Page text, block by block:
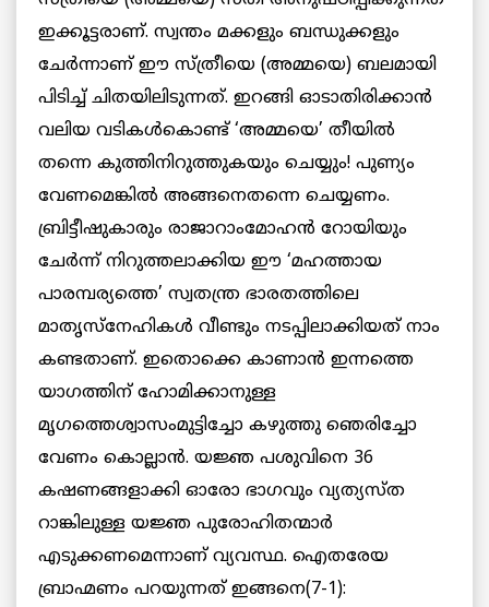
ഇക്കൂട്ടരാണ്. സ്വന്തം മക്കളും ബന്ധുക്കളും
ചേര്‍ന്നാണ് ഈ സ്ത്രീയെ (അമ്മയെ) ബലമായി
പിടിച്ച് ചിതയിലിടുന്നത്. ഇറങ്ങി ഓടാതിരിക്കാന്‍
വലിയ വടികള്‍കൊണ്ട് ‘അമ്മയെ’ തീയില്‍
തന്നെ കുത്തിനിറുത്തുകയും ചെയ്യും! പുണ്യം
വേണമെങ്കില്‍ അങ്ങനെതന്നെ ചെയ്യണം.
ബ്രിട്ടീഷുകാരും രാജാറാംമോഹന്‍ റോയിയും
ചേര്‍ന്ന് നിറുത്തലാക്കിയ ഈ ‘മഹത്തായ
പാരമ്പര്യത്തെ’ സ്വതന്ത്ര ഭാരതത്തിലെ
മാതൃസ്‌നേഹികള്‍ വീണ്ടും നടപ്പിലാക്കിയത് നാം
കണ്ടതാണ്. ഇതൊക്കെ കാണാന്‍ ഇന്നത്തെ
യാഗത്തിന് ഹോമിക്കാനുള്ള
മൃഗത്തെശ്വാസംമുട്ടിച്ചോ കഴുത്തു ഞെരിച്ചോ
വേണം കൊല്ലാന്‍. യജ്ഞ പശുവിനെ 36
കഷണങ്ങളാക്കി ഓരോ ഭാഗവും വ്യത്യസ്ത
റാങ്കിലുള്ള യജ്ഞ പുരോഹിതന്മാര്‍
എടുക്കണമെന്നാണ് വ്യവസ്ഥ. ഐതരേയ
ബ്രാഹ്മണം പറയുന്നത് ഇങ്ങനെ(7-1):